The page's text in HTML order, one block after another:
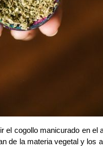
el cogollo manicurado en
de la materia vegetal y